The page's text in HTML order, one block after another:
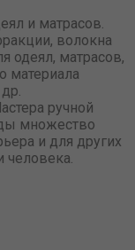
и матрасов.
волокна
одеял, матрасов,
материала
ручной
множество
и для других
человека.